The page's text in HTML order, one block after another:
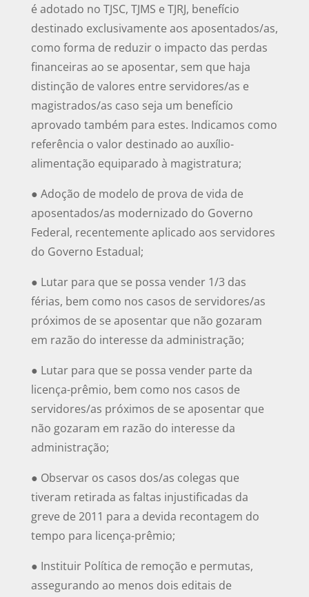
é adotado no TJSC, TJMS e TJRJ, benefício
destinado exclusivamente aos aposentados/as,
como forma de reduzir o impacto das perdas
financeiras ao se aposentar, sem que haja
distinção de valores entre servidores/as e
magistrados/as caso seja um benefício
aprovado também para estes. Indicamos como
referência o valor destinado ao auxílio-
alimentação equiparado à magistratura;
● Adoção de modelo de prova de vida de
aposentados/as modernizado do Governo
Federal, recentemente aplicado aos servidores
do Governo Estadual;
● Lutar para que se possa vender 1/3 das
férias, bem como nos casos de servidores/as
próximos de se aposentar que não gozaram
em razão do interesse da administração;
● Lutar para que se possa vender parte da
licença-prêmio, bem como nos casos de
servidores/as próximos de se aposentar que
não gozaram em razão do interesse da
administração;
● Observar os casos dos/as colegas que
tiveram retirada as faltas injustificadas da
greve de 2011 para a devida recontagem do
tempo para licença-prêmio;
● Instituir Política de remoção e permutas,
assegurando ao menos dois editais de